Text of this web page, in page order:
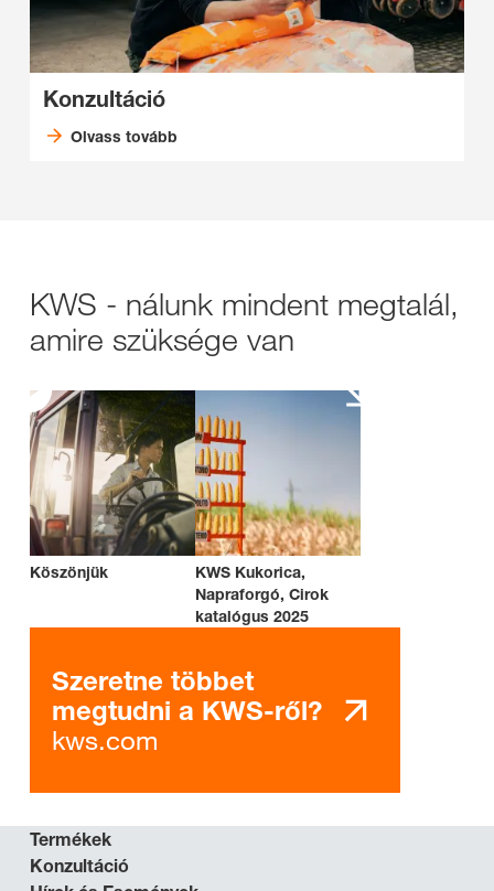
Konzultáció
Olvass tovább
KWS - nálunk mindent megtalál,
amire szüksége van
Köszönjük
KWS Kukorica,
Napraforgó, Cirok
katalógus 2025
Szeretne többet
megtudni a KWS-ről?
kws.com
Termékek
Konzultáció